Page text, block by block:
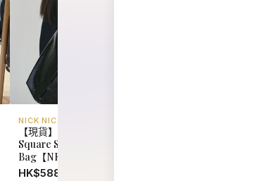
NICK NICOLE
【現貨】韓國 Nick Nicole
Square Shoulder
Bag【NK067】
HK$588.00